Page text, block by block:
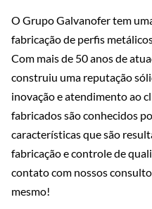
O Grupo Galvanofer tem
fabricação de perfis
Com mais de 50 anos de
construiu uma reputação
inovação e atendimento ao
fabricados são conhecidos
características que são
fabricação e controle de
contato com nossos
mesmo!